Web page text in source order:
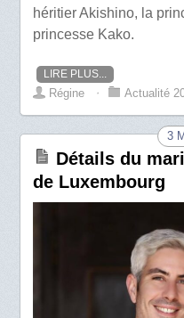
héritier Akishino, la
princesse Kako.
LIRE PLUS...
Régine ⋅ Actualité
3
Détails du
de Luxembourg